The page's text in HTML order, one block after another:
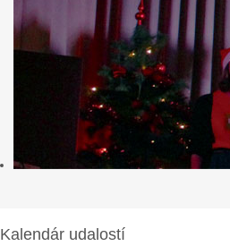
Kalendár udalostí